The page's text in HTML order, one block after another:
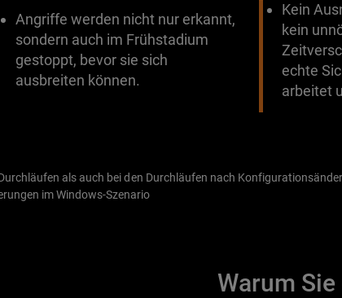
Angriffe werden nicht nur erkannt,
sondern auch im Frühstadium
gestoppt, bevor sie sich
ausbreiten können.
Kein
kein
echte
arbeitet
als auch bei den Durchläufen nach
im Windows-Szenario
Warum Sie